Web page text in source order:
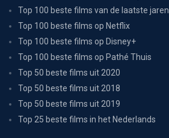
Top 100 beste films van de laatste jaren
Top 100 beste films op Netflix
Top 100 beste films op Disney+
Top 100 beste films op Pathé Thuis
Top 50 beste films uit 2020
Top 50 beste films uit 2018
Top 50 beste films uit 2019
Top 25 beste films in het Nederlands